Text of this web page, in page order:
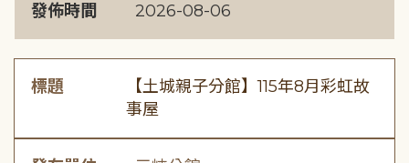
發佈時間 2026-08-06
標題
【土城親子分館】115年8月彩虹故
事屋